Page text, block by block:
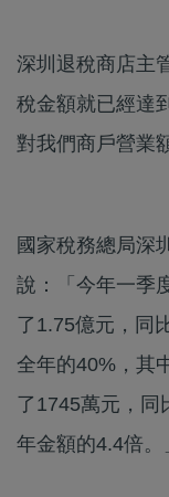
深圳退稅商店主
稅金額就已經達
對我們商戶營業
國家稅務總局深
說：「今年一季
了1.75億元，同
全年的40%，其
了1745萬元，同
年金額的4.4倍。